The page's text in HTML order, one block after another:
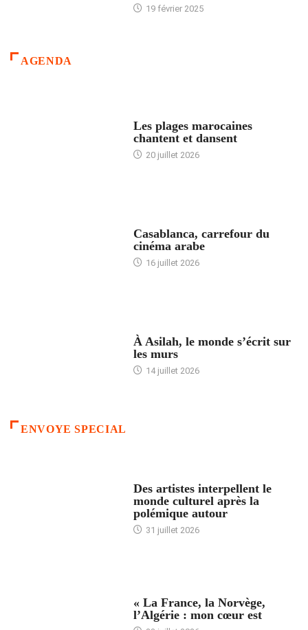
19 février 2025
AGENDA
Les plages marocaines
chantent et dansent
20 juillet 2026
Casablanca, carrefour du
cinéma arabe
16 juillet 2026
À Asilah, le monde s’écrit sur
les murs
14 juillet 2026
ENVOYE SPECIAL
Des artistes interpellent le
monde culturel après la
polémique autour
31 juillet 2026
« La France, la Norvège,
l’Algérie : mon cœur est